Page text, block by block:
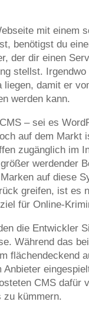
mit einem
benötigst du
der dir einen
stellst.
liegen, damit er
werden kann.
– sei es
auf dem Markt
zugänglich im
werdender
auf diese
greifen, ist es
für Online-
die Entwickler
Während das
flächendeckend
Anbieter
CMS dafür
zu kümmern.